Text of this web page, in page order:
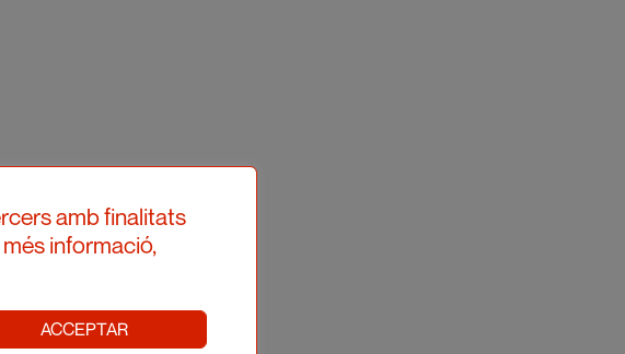
amb finalitats
informació,
ACCEPTAR